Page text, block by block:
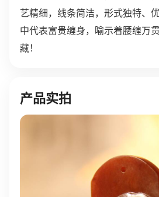
艺精细，线条简洁，形式独特、
中代表富贵缠身，喻示着腰缠万
藏！
产品实拍